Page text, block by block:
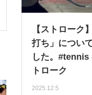
【ストローク
打ち」につい
した。#tennis
トローク
2025.12.5